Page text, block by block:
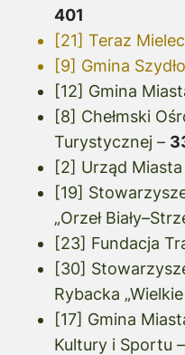
401
[21] Teraz
[9] Gmina
[12] Gmina
[8] Chełmski
Turystycznej –
[2] Urząd Miasta
[19]
„Orzeł
[23] Fundacja
[30]
Rybacka
[17] Gmina
Kultury i Sportu –